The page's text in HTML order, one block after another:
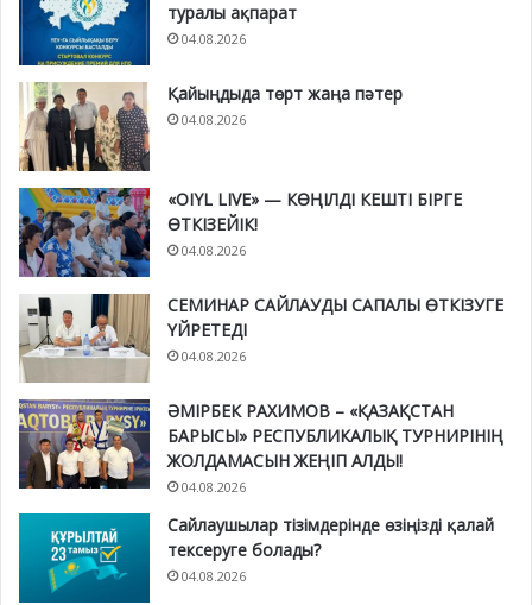
туралы ақпарат
04.08.2026
Қайыңдыда төрт жаңа пәтер
04.08.2026
«OIYL LIVE» — КӨҢІЛДІ КЕШТІ БІРГЕ
ӨТКІЗЕЙІК!
04.08.2026
СЕМИНАР САЙЛАУДЫ САПАЛЫ ӨТКІЗУГЕ
ҮЙРЕТЕДІ
04.08.2026
ӘМІРБЕК РАХИМОВ – «ҚАЗАҚСТАН
БАРЫСЫ» РЕСПУБЛИКАЛЫҚ ТУРНИРІНІҢ
ЖОЛДАМАСЫН ЖЕҢІП АЛДЫ!
04.08.2026
Сайлаушылар тізімдерінде өзіңізді қалай
тексеруге болады?
04.08.2026